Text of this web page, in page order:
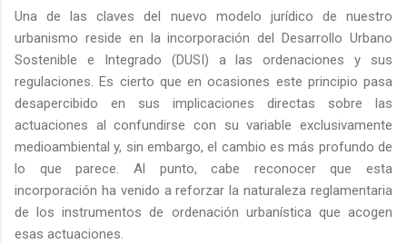
Una de las claves del nuevo modelo jurídico de nuestro
urbanismo reside en la incorporación del Desarrollo Urbano
Sostenible e Integrado (DUSI) a las ordenaciones y sus
regulaciones. Es cierto que en ocasiones este principio pasa
desapercibido en sus implicaciones directas sobre las
actuaciones al confundirse con su variable exclusivamente
medioambiental y, sin embargo, el cambio es más profundo de
lo que parece. Al punto, cabe reconocer que esta
incorporación ha venido a reforzar la naturaleza reglamentaria
de los instrumentos de ordenación urbanística que acogen
esas actuaciones.